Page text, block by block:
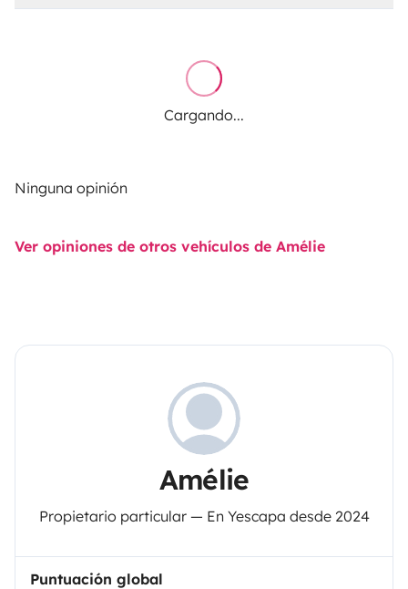
Cargando...
Ninguna opinión
Ver opiniones de otros vehículos de Amélie
Amélie
Propietario particular — En Yescapa desde 2024
Puntuación global